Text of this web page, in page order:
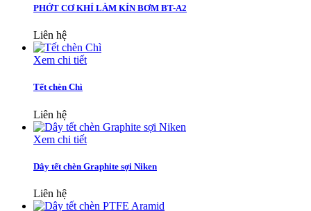
PHỚT CƠ KHÍ LÀM KÍN BƠM BT-A2
Liên hệ
Xem chi tiết
Tết chèn Chì
Liên hệ
Xem chi tiết
Dây tết chèn Graphite sợi Niken
Liên hệ